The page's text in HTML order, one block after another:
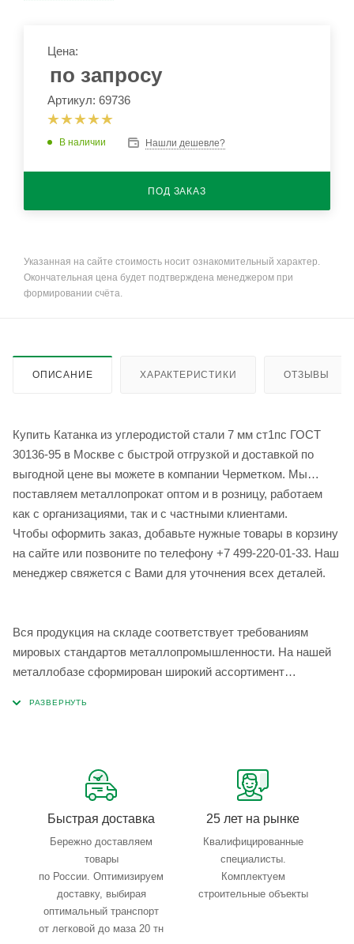
Цена:
по запросу
Артикул: 69736
В наличии Нашли дешевле?
ПОД ЗАКАЗ
Указанная на сайте стоимость носит ознакомительный характер.
Окончательная цена будет подтверждена менеджером при
формировании счёта.
ОПИСАНИЕ ХАРАКТЕРИСТИКИ ОТЗЫВЫ
Купить Катанка из углеродистой стали 7 мм ст1пс ГОСТ
30136-95 в Москве с быстрой отгрузкой и доставкой по
выгодной цене вы можете в компании Черметком. Мы
поставляем металлопрокат оптом и в розницу, работаем
как с организациями, так и с частными клиентами.
Чтобы оформить заказ, добавьте нужные товары в корзину
на сайте или позвоните по телефону +7 499-220-01-33. Наш
менеджер свяжется с Вами для уточнения всех деталей.
Вся продукция на складе соответствует требованиям
мировых стандартов металлопромышленности. На нашей
металлобазе сформирован широкий ассортимент
Быстрая доставка
Бережно доставляем
товары
по России. Оптимизируем
доставку, выбирая
оптимальный транспорт
от легковой до маза 20 тн
25 лет на рынке
Квалифицированные
специалисты.
Комплектуем
строительные объекты